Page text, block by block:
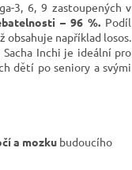
3, 6, 9 zastoupených v
– 96 %. Podíl
obsahuje například losos.
Inchi je ideální pro
dětí po seniory a svými
a mozku budoucího